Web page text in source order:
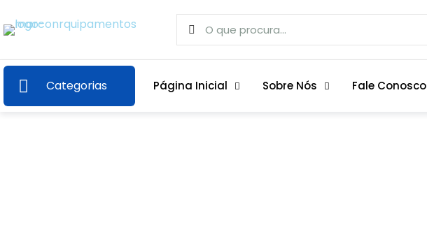
Categorias Página Inicial Sobre Nós Fale Conosco